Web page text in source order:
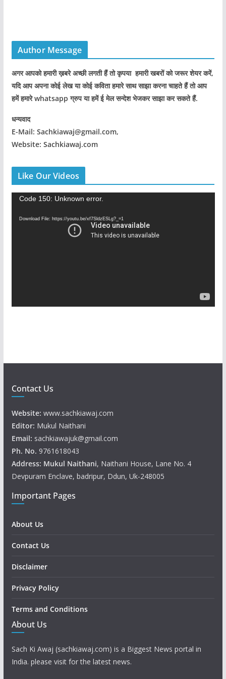
Author Message
अगर आपको हमारी ख़बरे अच्छी लगती हैं तो कृपया हमारी खबरों को जरूर शेयर करें,
यदि आप अपना कोई लेख या कोई कविता हमारे साथ साझा करना चाहते हैं तो आप
हमें हमारे whatsapp ग्रुप या हमें ई मेल सन्देश भेजकर साझा कर सकते हैं.
धन्यवाद
E-Mail: Sachkiawaj@gmail.com,
Website: Sachkiawaj.com
Like Our Videos
Code 150: Unknown error.
Download File: https://youtu.be/xf7SldzESLg?_=1
Contact Us
Website: www.sachkiawaj.com
Editor: Mukul Naithani
Email: sachkiawajuk@gmail.com
Ph. No. 9761618043
Address: Mukul Naithani, Naithani House, Lane No. 4
Devpuram Enclave, badripur, Ddun, Uk-248005
Important Pages
About Us
Contact Us
Disclaimer
Privacy Policy
Terms and Conditions
About Us
Sach Ki Awaj (sachkiawaj.com) is a Biggest News portal in
India. please visit for the latest news.